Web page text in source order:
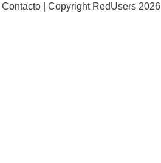
Contacto | Copyright RedUsers 2026